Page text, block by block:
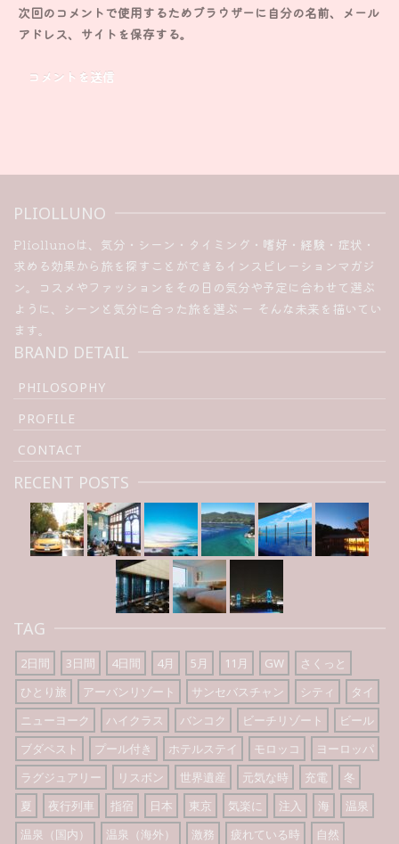
次回のコメントで使用するためブラウザーに自分の名前、メール
アドレス、サイトを保存する。
PLIOLLUNO
Pliollunoは、気分・シーン・タイミング・嗜好・経験・症状・
求める効果から旅を探すことができるインスピレーションマガジ
ン。コスメやファッションをその日の気分や予定に合わせて選ぶ
ように、シーンと気分に合った旅を選ぶ ー そんな未来を描いてい
ます。
BRAND DETAIL
PHILOSOPHY
PROFILE
CONTACT
RECENT POSTS
TAG
2日間 3日間 4日間 4月 5月 11月 GW
さくっと
ひとり旅
アーバンリゾート サンセバスチャン シティ
タイ
ニューヨーク
ハイクラス バンコク ビーチリゾート
ビール
ブダペスト
プール付き ホテルステイ モロッコ
ヨーロッパ
ラグジュアリー
リスボン 世界遺産 元気な時 充電
冬
夏
夜行列車 指宿 日本 東京 気楽に 注入 海
温泉
温泉（国内）
温泉（海外） 激務 疲れている時 自然